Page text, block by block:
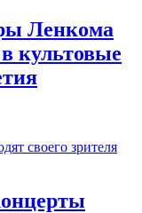
Ленкома
культовые